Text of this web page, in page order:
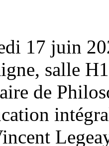
17 juin
salle
de